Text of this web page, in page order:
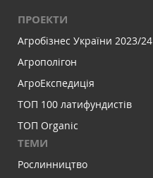
ПРОЕКТИ
Агробізнес України 2023/24
Агрополігон
АгроЕкспедиція
ТОП 100 латифундистів
ТОП Organic
ТЕМИ
Рослинництво